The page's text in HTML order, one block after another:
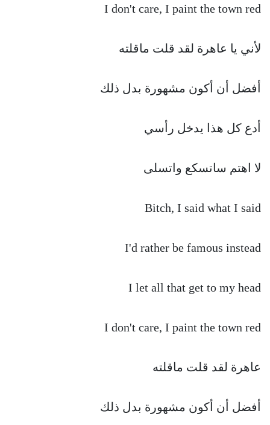
I don't care, I paint the town red
لأني يا عاهرة لقد قلت ماقلته
أفضل أن أكون مشهورة بدل ذلك
أدع كل هذا يدخل رأسي
لا اهتم ساتسكع واتسلى
Bitch, I said what I said
I'd rather be famous instead
I let all that get to my head
I don't care, I paint the town red
عاهرة لقد قلت ماقلته
أفضل أن أكون مشهورة بدل ذلك